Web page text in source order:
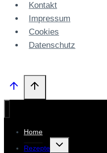
Kontakt
Impressum
Cookies
Datenschutz­
Home
Rezepte
Untermenü